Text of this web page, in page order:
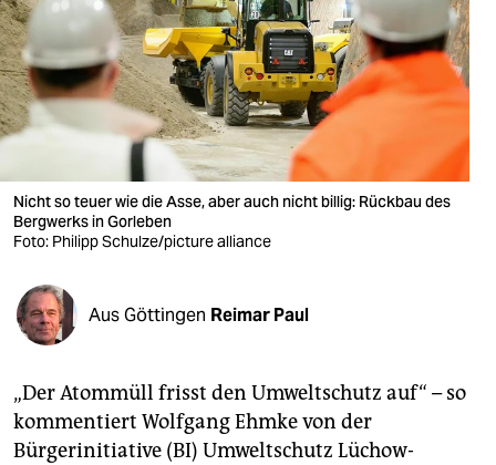
wahrheit
verlag
verlag
veranstaltungen
shop
fragen & hilfe
unterstützen
abo
epaper login
Nicht so teuer wie die Asse, aber auch nicht billig: Rückbau des
Bergwerks in Gorleben
Foto: Philipp Schulze/picture alliance
Aus Göttingen Reimar Paul
„Der Atommüll frisst den Umweltschutz auf“ – so
kommentiert Wolfgang Ehmke von der
Bürgerinitiative (BI) Umweltschutz Lüchow-